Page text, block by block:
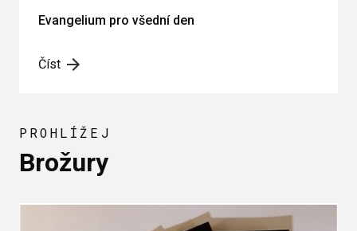
Evangelium pro všední den
Číst
PROHLÍŽEJ
Brožury